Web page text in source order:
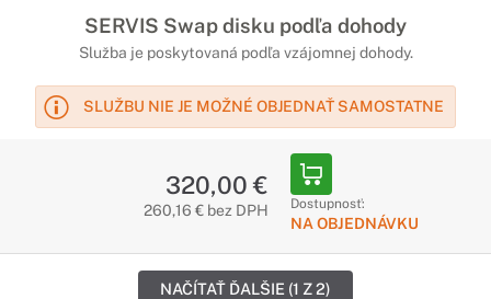
SERVIS Swap disku podľa dohody
Služba je poskytovaná podľa vzájomnej dohody.
SLUŽBU NIE JE MOŽNÉ OBJEDNAŤ SAMOSTATNE
320,00 €
260,16 € bez DPH Dostupnosť:
NA OBJEDNÁVKU
NAČÍTAŤ ĎALŠIE (1 Z 2)